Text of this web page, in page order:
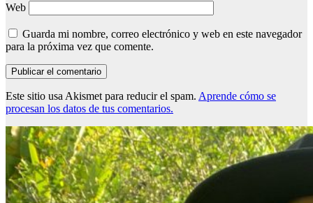
Web
Guarda mi nombre, correo electrónico y web en este navegador
para la próxima vez que comente.
Este sitio usa Akismet para reducir el spam. Aprende cómo se
procesan los datos de tus comentarios.